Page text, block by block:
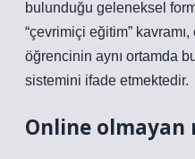
bulunduğu geleneksel
“çevrimiçi eğitim”
öğrencinin aynı ortamda
sistemini ifade etmektedir.
Online olmayan